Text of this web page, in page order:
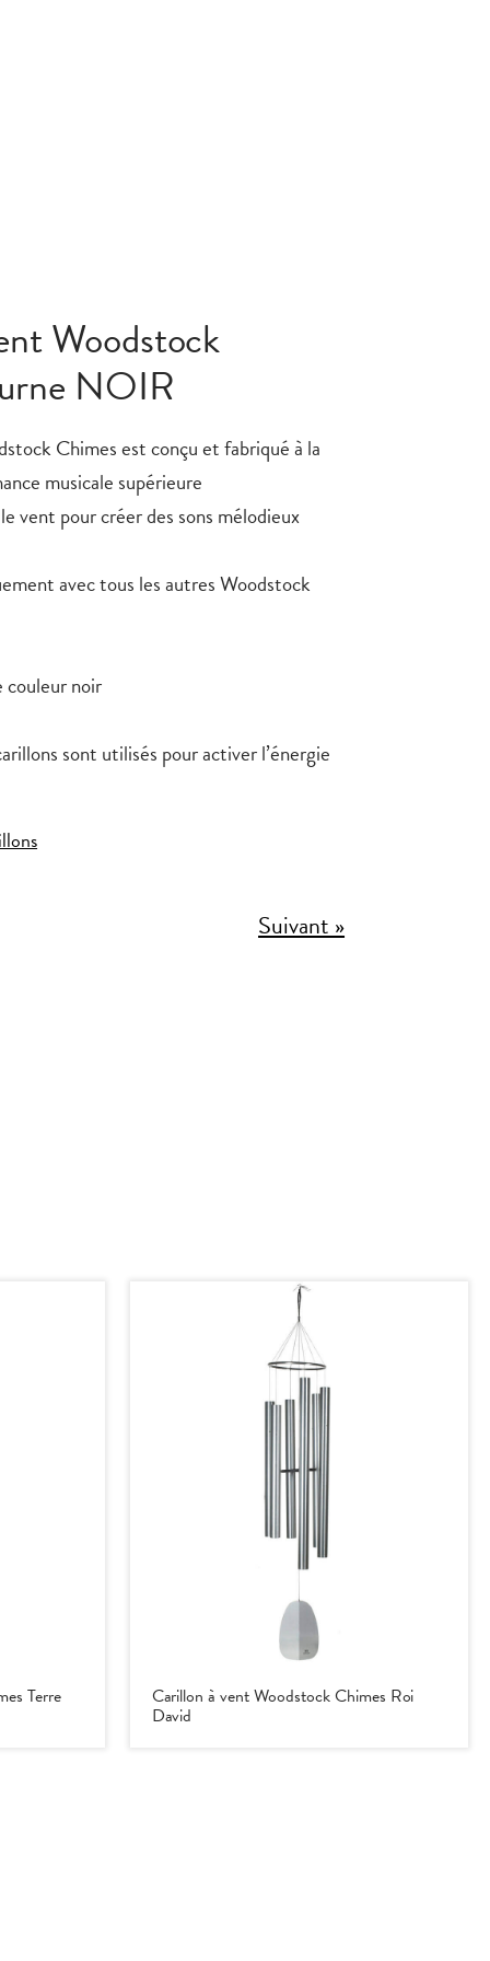
Woodstock
NOIR
Chimes est conçu et fabriqué à la
musicale supérieure
vent pour créer des sons mélodieux
avec tous les autres Woodstock
noir
sont utilisés pour activer l’énergie
Suivant »
Terre Carillon à vent Woodstock Chimes Roi
David